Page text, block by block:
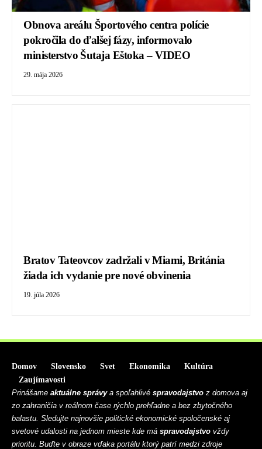
Obnova areálu Športového centra polície
pokročila do ďalšej fázy, informovalo
ministerstvo Šutaja Eštoka – VIDEO
29. mája 2026
Bratov Tateovcov zadržali v Miami, Británia
žiada ich vydanie pre nové obvinenia
19. júla 2026
Domov Slovensko Svet Ekonomika
Kultúra
Zaujímavosti
Prinášame aktuálne správya spoľahlivé spravodajstvo z domova aj
zo zahraničia v reálnom čase rýchlo prehľadne a bez zbytočného
balastu. Sledujte najnovšie politické ekonomické spoločenské aj
svetové udalosti na jednom mieste kde má spravodajstvo vždy
prioritu. Buďte v obraze vďaka portálu ktorý patrí medzi zdroje